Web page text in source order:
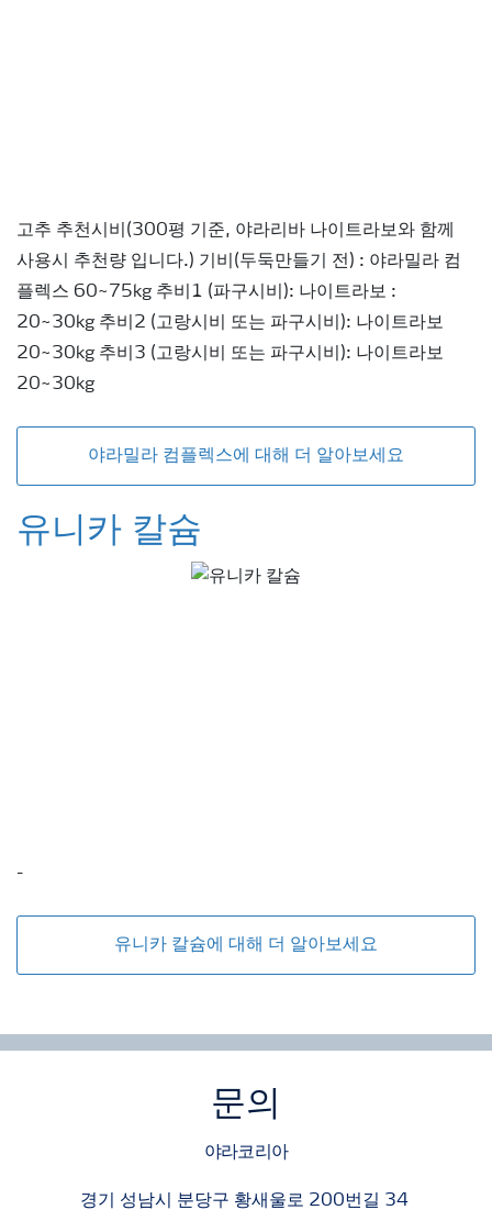
고추 추천시비(300평 기준, 야라리바 나이트라보와 함께
사용시 추천량 입니다.) 기비(두둑만들기 전) : 야라밀라 컴
플렉스 60~75kg 추비1 (파구시비): 나이트라보 :
20~30kg 추비2 (고랑시비 또는 파구시비): 나이트라보
20~30kg 추비3 (고랑시비 또는 파구시비): 나이트라보
20~30kg
야라밀라 컴플렉스에 대해 더 알아보세요
유니카 칼슘
-
유니카 칼슘에 대해 더 알아보세요
문의
야라코리아
경기 성남시 분당구 황새울로 200번길 34